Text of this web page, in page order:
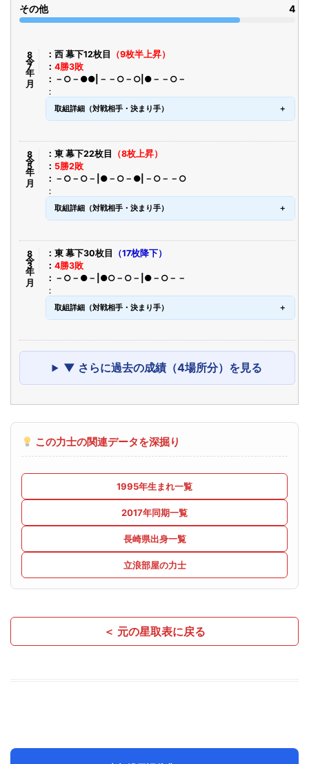
その他 4
令8年7月 西 幕下12枚目
（9枚半上昇）
4勝3敗
－○－●●|－－○－○|●－－○－
取組詳細（対戦相手・決まり手）
令8年5月 東 幕下22枚目
（8枚上昇）
5勝2敗
－○－○－|●－○－●|－○－－○
取組詳細（対戦相手・決まり手）
令8年3月 東 幕下30枚目
（17枚降下）
4勝3敗
－○－●－|●○－○－|●－○－－
取組詳細（対戦相手・決まり手）
▼ さらに過去の成績（4場所分）を見る
この力士の関連データを深掘り
1995年生まれ一覧
2017年同期一覧
長崎県出身一覧
立浪部屋の力士
＜ 元の星取表に戻る